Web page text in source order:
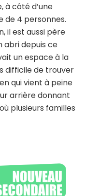
à côté d’une
de 4 personnes.
il est aussi père
abri depuis ce
un espace à la
difficile de trouver
qui vient à peine
arrière donnant
plusieurs familles